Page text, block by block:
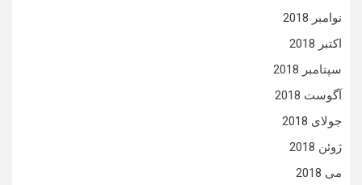
نوامبر 2018
اکتبر 2018
سپتامبر 2018
آگوست 2018
جولای 2018
ژوئن 2018
می 2018